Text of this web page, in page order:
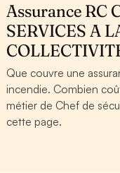
Assurance RC
SERVICES A
Que couvre une
incendie. Combien
métier de Chef de
cette page.